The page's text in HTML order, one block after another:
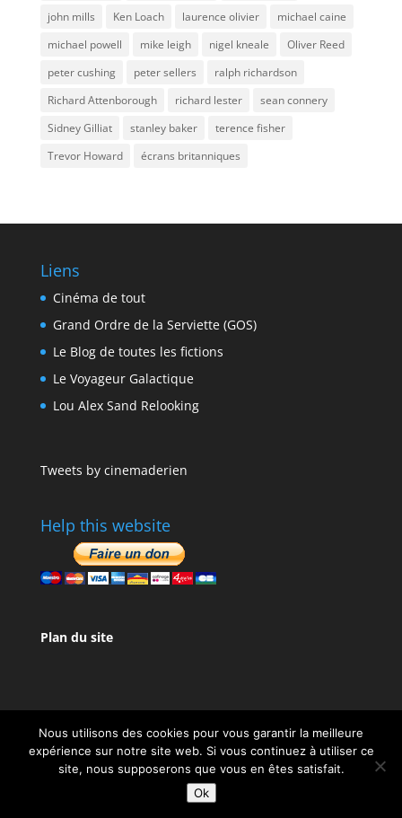
john mills
Ken Loach laurence olivier
michael caine
michael powell
mike leigh nigel kneale
Oliver Reed
peter cushing
peter sellers
ralph richardson
Richard Attenborough
richard lester
sean connery
Sidney Gilliat
stanley baker
terence fisher
Trevor Howard
écrans britanniques
Liens
Cinéma de tout
Grand Ordre de la Serviette (GOS)
Le Blog de toutes les fictions
Le Voyageur Galactique
Lou Alex Sand Relooking
Tweets by cinemaderien
Help this website
Plan du site
Design deElegant Themes| Propulsé par
WordPress
Nous utilisons des cookies pour vous garantir la meilleure
expérience sur notre site web. Si vous continuez à utiliser ce
site, nous supposerons que vous en êtes satisfait.
Ok